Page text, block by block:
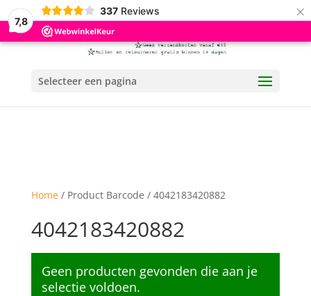
7,8
337 Reviews ×
Selecteer een pagina
Home/ Product Barcode / 4042183420882
4042183420882
Geen producten gevonden die aan je
selectie voldoen.